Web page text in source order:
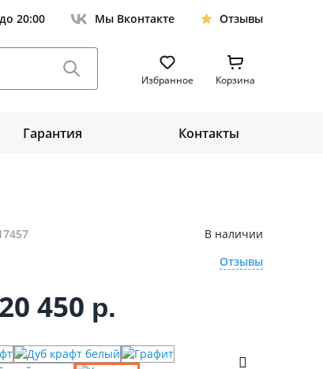
20:00 Мы Вконтакте Отзывы
Избранное Корзина
Гарантия Контакты
В наличии
Отзывы
20 450 р.